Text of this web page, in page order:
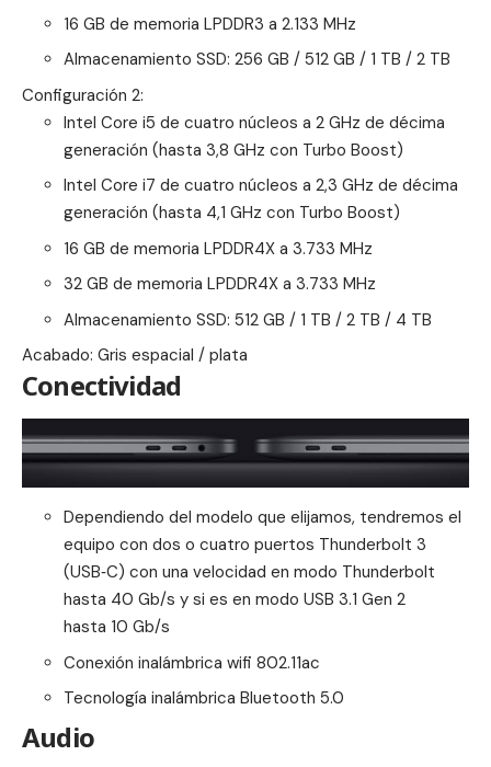
16 GB de memoria LPDDR3 a 2.133 MHz
Almacenamiento SSD: 256 GB / 512 GB / 1 TB / 2 TB
Configuración 2:
Intel Core i5 de cuatro núcleos a 2 GHz de décima
generación (hasta 3,8 GHz con Turbo Boost)
Intel Core i7 de cuatro núcleos a 2,3 GHz de décima
generación (hasta 4,1 GHz con Turbo Boost)
16 GB de memoria LPDDR4X a 3.733 MHz
32 GB de memoria LPDDR4X a 3.733 MHz
Almacenamiento SSD: 512 GB / 1 TB / 2 TB / 4 TB
Acabado: Gris espacial / plata
Conectividad
Dependiendo del modelo que elijamos, tendremos el
equipo con dos o cuatro puertos Thunderbolt 3
(USB‑C) con una velocidad en modo Thunderbolt
hasta 40 Gb/s y si es en modo USB 3.1 Gen 2
hasta 10 Gb/s
Conexión inalámbrica wifi 802.11ac
Tecnología inalámbrica Bluetooth 5.0
Audio